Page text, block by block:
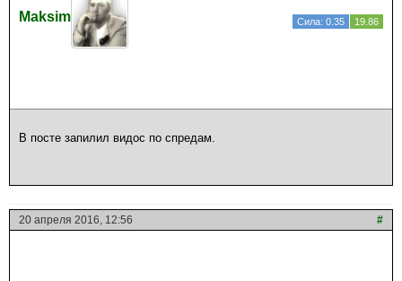
Maksim Сила: 0.35 19.86
В посте запилил видос по спредам.
20 апреля 2016, 12:56 #